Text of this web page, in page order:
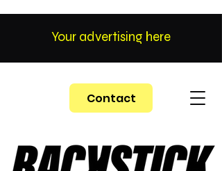
Contact
Your advertising here